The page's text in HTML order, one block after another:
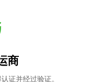
商
证并经过验证。